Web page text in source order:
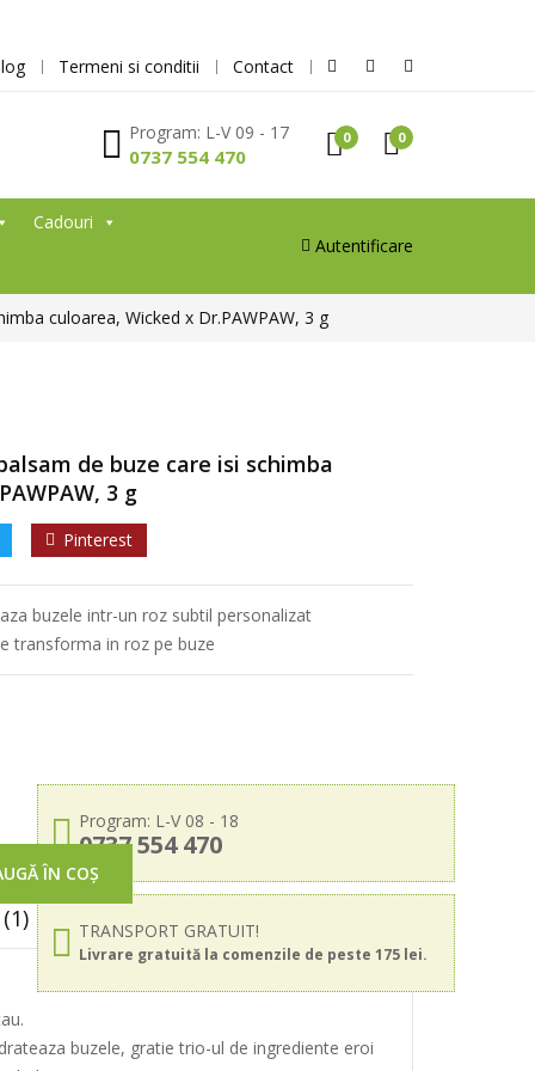
Termeni si conditii Contact
Program: L-V 09 - 17
0737 554 470
0 0
Cadouri
Autentificare
culoarea, Wicked x Dr.PAWPAW, 3 g
de buze care isi schimba
3 g
Pinterest
buzele intr-un roz subtil personalizat
transforma in roz pe buze
Program: L-V 08 - 18
0737 554 470
TRANSPORT GRATUIT!
Livrare gratuită la comenzile de peste 175 lei.
ÎN COȘ
buzele, gratie trio-ul de ingrediente eroi